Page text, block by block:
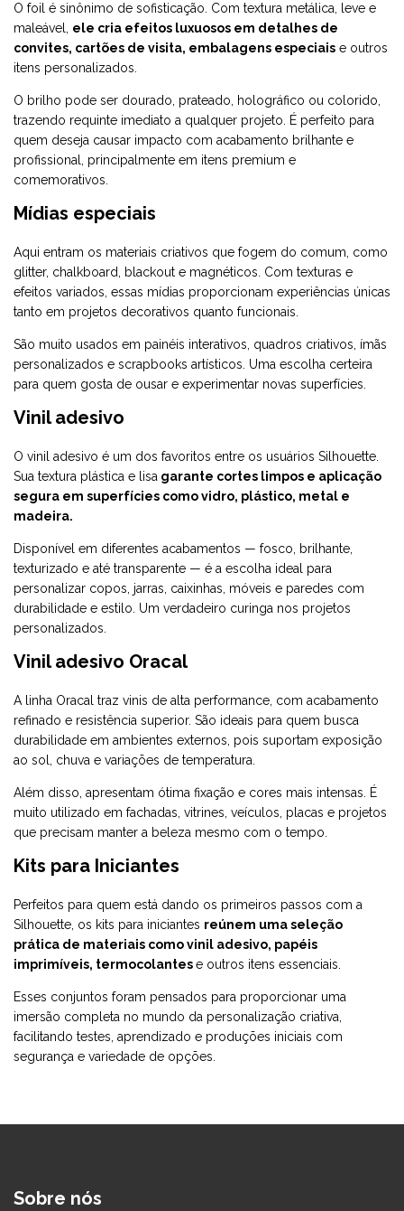
O foil é sinônimo de sofisticação. Com textura metálica, leve e
maleável, ele cria efeitos luxuosos em detalhes de
convites, cartões de visita, embalagens especiais e outros
itens personalizados.
O brilho pode ser dourado, prateado, holográfico ou colorido,
trazendo requinte imediato a qualquer projeto. É perfeito para
quem deseja causar impacto com acabamento brilhante e
profissional, principalmente em itens premium e
comemorativos.
Mídias especiais
Aqui entram os materiais criativos que fogem do comum, como
glitter, chalkboard, blackout e magnéticos. Com texturas e
efeitos variados, essas mídias proporcionam experiências únicas
tanto em projetos decorativos quanto funcionais.
São muito usados em painéis interativos, quadros criativos, ímãs
personalizados e scrapbooks artísticos. Uma escolha certeira
para quem gosta de ousar e experimentar novas superfícies.
Vinil adesivo
O vinil adesivo é um dos favoritos entre os usuários Silhouette.
Sua textura plástica e lisa garante cortes limpos e aplicação
segura em superfícies como vidro, plástico, metal e
madeira.
Disponível em diferentes acabamentos — fosco, brilhante,
texturizado e até transparente — é a escolha ideal para
personalizar copos, jarras, caixinhas, móveis e paredes com
durabilidade e estilo. Um verdadeiro curinga nos projetos
personalizados.
Vinil adesivo Oracal
Alinha Oracal traz vinis de alta performance, com acabamento
refinado e resistência superior. São ideais para quem busca
durabilidade em ambientes externos, pois suportam exposição
ao sol, chuva e variações de temperatura.
Além disso, apresentam ótima fixação e cores mais intensas. É
muito utilizado em fachadas, vitrines, veículos, placas e projetos
que precisam manter a beleza mesmo com o tempo.
Kits para Iniciantes
Perfeitos para quem está dando os primeiros passos com a
Silhouette, os kits para iniciantes reúnem uma seleção
prática de materiais como vinil adesivo, papéis
imprimíveis, termocolantese outros itens essenciais.
Esses conjuntos foram pensados para proporcionar uma
imersão completa no mundo da personalização criativa,
facilitando testes, aprendizado e produções iniciais com
segurança e variedade de opções.
Sobre nós